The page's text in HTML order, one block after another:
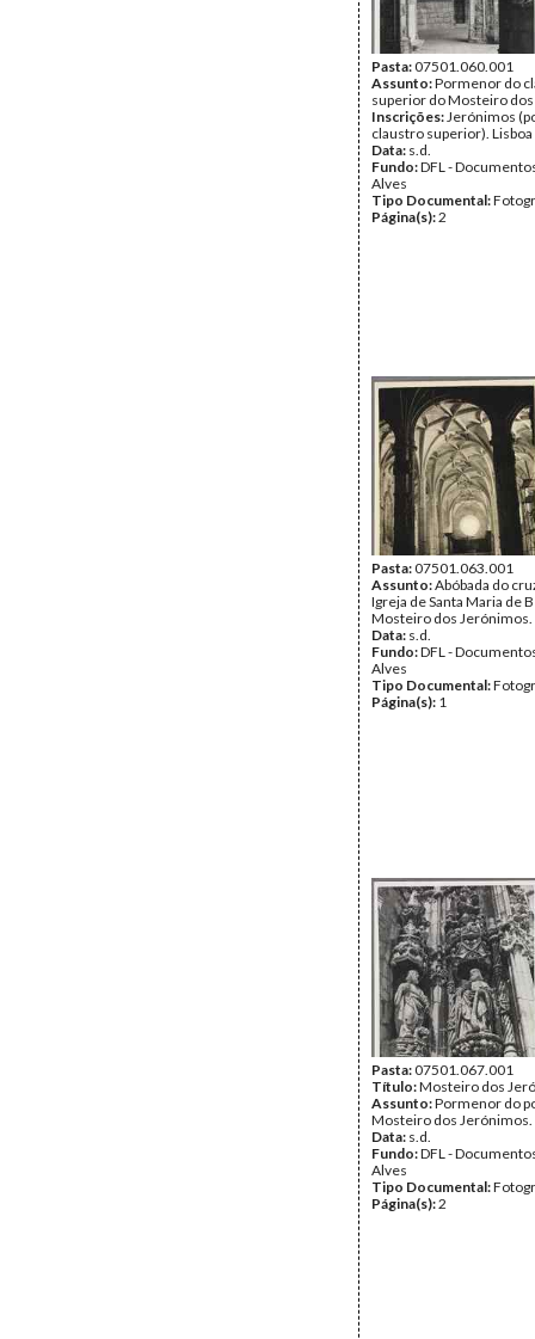
Pasta:07501.060.001
Assunto:Pormenor do
superior do Mosteiro
Inscrições:Jerónimos
claustro superior). Lisboa
Data: s.d.
Fundo:DFL -
Alves
Tipo Documental:
Página(s):2
Pasta:07501.063.001
Assunto:Abóbada do
Igreja de Santa Maria de
Mosteiro dos Jerónimos.
Data: s.d.
Fundo:DFL -
Alves
Tipo Documental:
Página(s): 1
Pasta:07501.067.001
Título:Mosteiro dos
Assunto:Pormenor do
Mosteiro dos Jerónimos.
Data: s.d.
Fundo:DFL -
Alves
Tipo Documental:
Página(s):2